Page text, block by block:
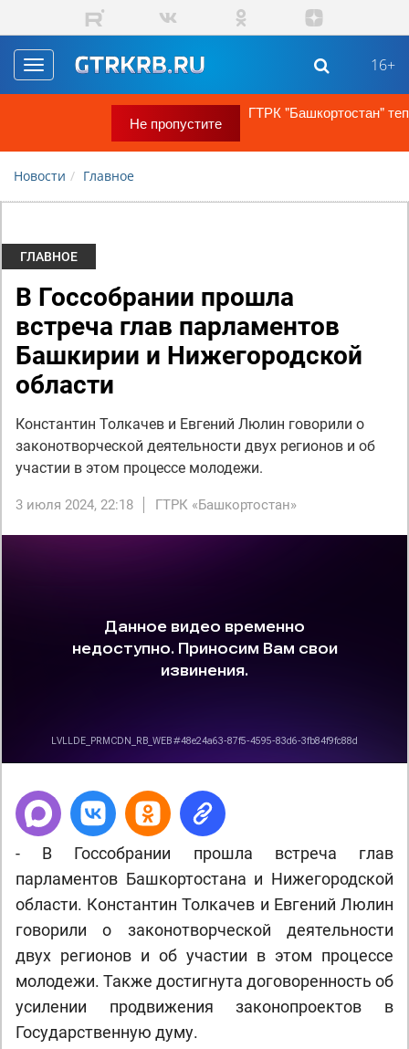
Перейти к основному содержанию
Toggle
navigation
16+
ГТРК "Башкортостан" теперь в MAX!
Новости Главное
ГЛАВНОЕ
В Госсобрании прошла
встреча глав парламентов
Башкирии и Нижегородской
области
Константин Толкачев и Евгений Люлин говорили о
законотворческой деятельности двух регионов и об
участии в этом процессе молодежи.
3 июля 2024, 22:18 ГТРК «Башкортостан»
- В Госсобрании прошла встреча глав
парламентов Башкортостана и Нижегородской
области. Константин Толкачев и Евгений Люлин
говорили о законотворческой деятельности
двух регионов и об участии в этом процессе
молодежи. Также достигнута договоренность об
усилении продвижения законопроектов в
Государственную думу.